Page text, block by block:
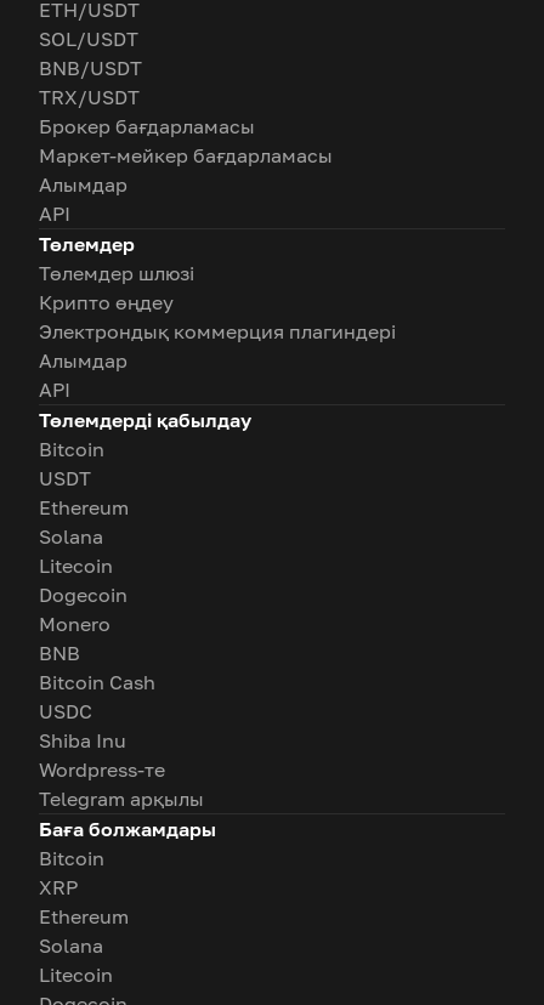
ETH/USDT
SOL/USDT
BNB/USDT
TRX/USDT
Брокер бағдарламасы
Маркет-мейкер бағдарламасы
Алымдар
API
Төлемдер
Төлемдер шлюзі
Крипто өңдеу
Электрондық коммерция плагиндері
Алымдар
API
Төлемдерді қабылдау
Bitcoin
USDT
Ethereum
Solana
Litecoin
Dogecoin
Monero
BNB
Bitcoin Cash
USDC
Shiba Inu
Wordpress-те
Telegram арқылы
Баға болжамдары
Bitcoin
XRP
Ethereum
Solana
Litecoin